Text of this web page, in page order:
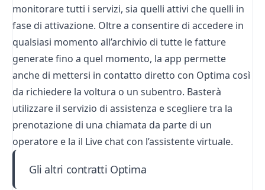
monitorare tutti i servizi, sia quelli attivi che quelli in
fase di attivazione. Oltre a consentire di accedere in
qualsiasi momento all’archivio di tutte le fatture
generate fino a quel momento, la app permette
anche di mettersi in contatto diretto con Optima così
da richiedere la voltura o un subentro. Basterà
utilizzare il servizio di assistenza e scegliere tra la
prenotazione di una chiamata da parte di un
operatore e la il Live chat con l’assistente virtuale.
Gli altri contratti Optima